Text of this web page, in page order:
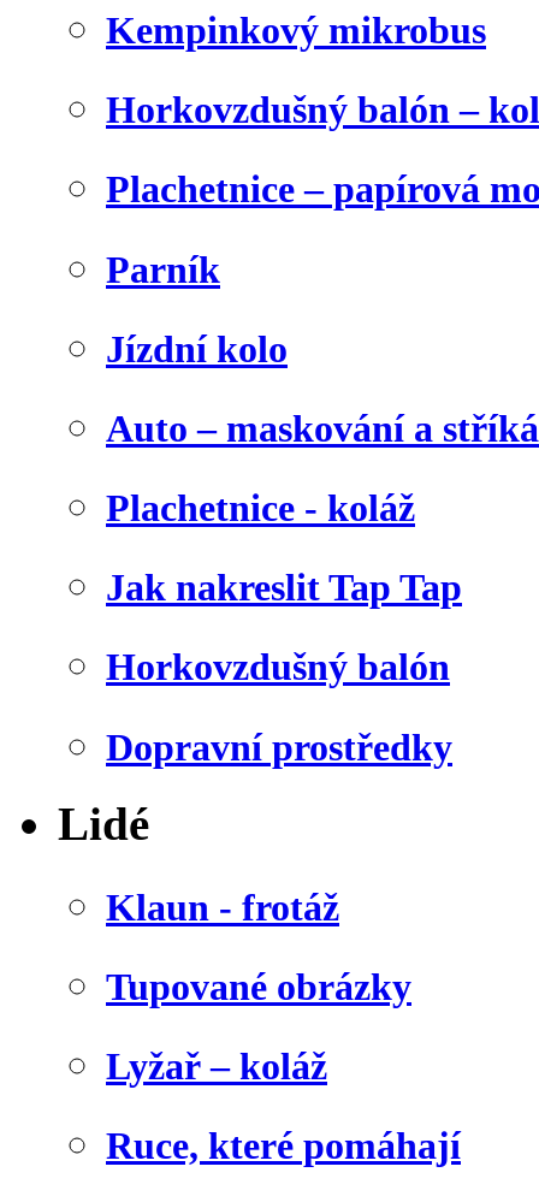
Kempinkový mikrobus
Horkovzdušný balón –
Plachetnice – papírová
Parník
Jízdní kolo
Auto – maskování a
Plachetnice - koláž
Jak nakreslit Tap Tap
Horkovzdušný balón
Dopravní prostředky
Lidé
Klaun - frotáž
Tupované obrázky
Lyžař – koláž
Ruce, které pomáhají